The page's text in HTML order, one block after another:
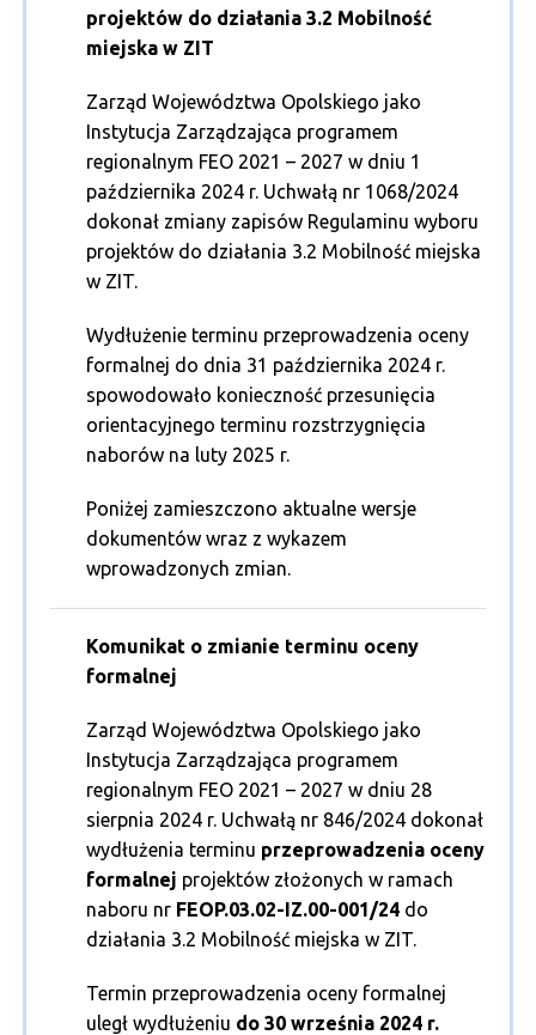
projektów do działania 3.2 Mobilność
miejska w ZIT
Zarząd Województwa Opolskiego jako
Instytucja Zarządzająca programem
regionalnym FEO 2021 – 2027 w dniu 1
października 2024 r. Uchwałą nr 1068/2024
dokonał zmiany zapisów Regulaminu wyboru
projektów do działania 3.2 Mobilność miejska
w ZIT.
Wydłużenie terminu przeprowadzenia oceny
formalnej do dnia 31 października 2024 r.
spowodowało konieczność przesunięcia
orientacyjnego terminu rozstrzygnięcia
naborów na luty 2025 r.
Poniżej zamieszczono aktualne wersje
dokumentów wraz z wykazem
wprowadzonych zmian.
Komunikat o zmianie terminu oceny
formalnej
Zarząd Województwa Opolskiego jako
Instytucja Zarządzająca programem
regionalnym FEO 2021 – 2027 w dniu 28
sierpnia 2024 r. Uchwałą nr 846/2024 dokonał
wydłużenia terminu przeprowadzenia oceny
formalnej projektów złożonych w ramach
naboru nr FEOP.03.02-IZ.00-001/24do
działania 3.2 Mobilność miejska w ZIT.
Termin przeprowadzenia oceny formalnej
uległ wydłużeniu do 30 września 2024 r.